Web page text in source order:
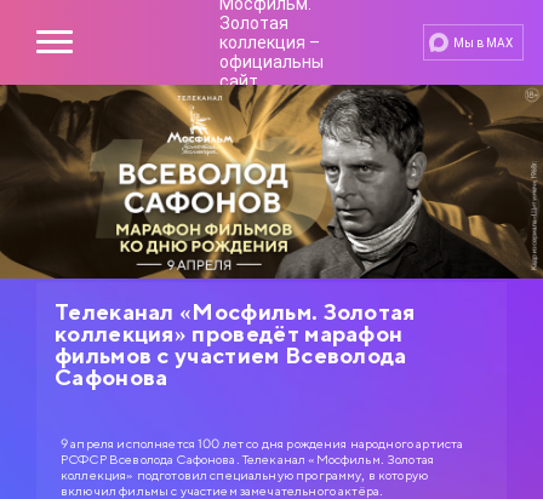
Мы в MAX
Телеканал «Мосфильм. Золотая
коллекция» проведёт марафон
фильмов с участием Всеволода
Сафонова
9 апреля исполняется 100 лет со дня рождения народного артиста
РСФСР Всеволода Сафонова. Телеканал «Мосфильм. Золотая
коллекция» подготовил специальную программу, в которую
включил фильмы с участием замечательного актёра.